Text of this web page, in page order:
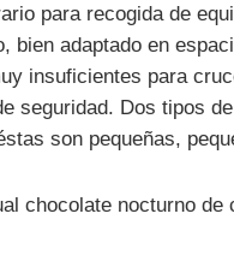
para recogida de
bien adaptado en
insuficientes para
seguridad. Dos tipos
son pequeñas,
chocolate nocturno